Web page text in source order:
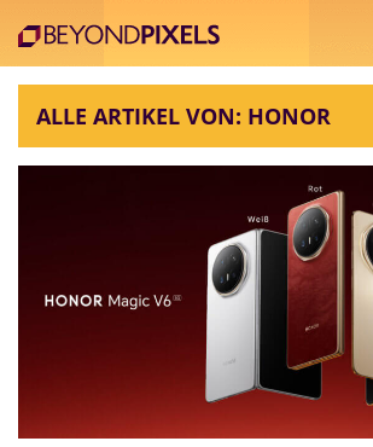
ALLE ARTIKEL VON: HONOR